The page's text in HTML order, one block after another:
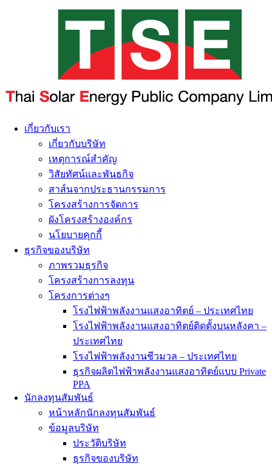
เกี่ยวกับเรา
เกี่ยวกับบริษัท
เหตุการณ์สำคัญ
วิสัยทัศน์และพันธกิจ
สาส์นจากประธานกรรมการ
โครงสร้างการจัดการ
ผังโครงสร้างองค์กร
นโยบายคุกกี้
ธุรกิจของบริษัท
ภาพรวมธุรกิจ
โครงสร้างการลงทุน
โครงการต่างๆ
โรงไฟฟ้าพลังงานแสงอาทิตย์ – ประเทศไทย
โรงไฟฟ้าพลังงานแสงอาทิตย์ติดตั้งบนหลังคา –
ประเทศไทย
โรงไฟฟ้าพลังงานชีวมวล – ประเทศไทย
ธุรกิจผลิตไฟฟ้าพลังงานแสงอาทิตย์แบบ Private
PPA
นักลงทุนสัมพันธ์
หน้าหลักนักลงทุนสัมพันธ์
ข้อมูลบริษัท
ประวัติบริษัท
ธุรกิจของบริษัท